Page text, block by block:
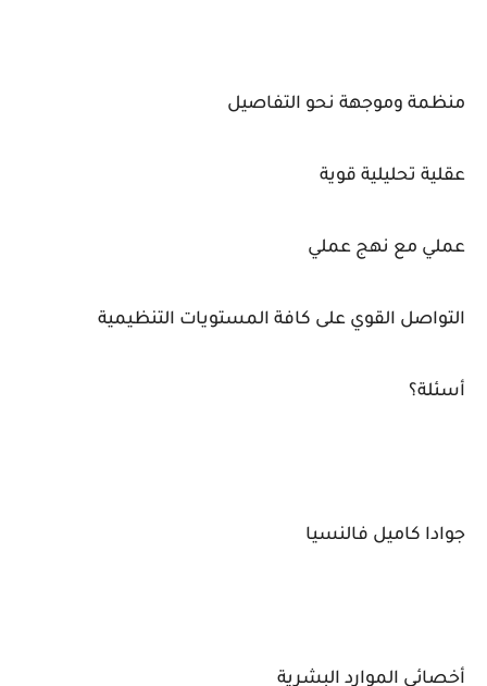
منظمة وموجهة نحو التفاصيل
عقلية تحليلية قوية
عملي مع نهج عملي
التواصل القوي على كافة المستويات التنظيمية
أسئلة؟
جوادا كاميل فالنسيا
أخصائي الموارد البشرية